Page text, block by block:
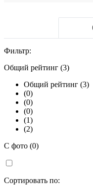
Фильтр:
Общий рейтинг (3)
Общий рейтинг (3)
(0)
(0)
(0)
(1)
(2)
С фото (0)
Сортировать по: